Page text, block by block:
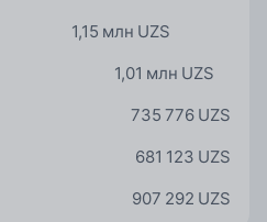
1,15 млн UZS
1,01 млн UZS
735 776 UZS
681 123 UZS
907 292 UZS